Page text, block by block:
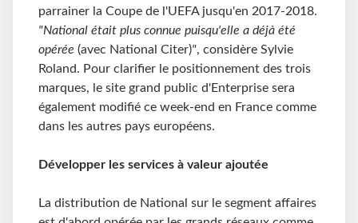
parrainer la Coupe de l'UEFA jusqu'en 2017-2018.
"National était plus connue puisqu'elle a déjà été
opérée (avec National Citer)", considère Sylvie
Roland. Pour clarifier le positionnement des trois
marques, le site grand public d'Enterprise sera
également modifié ce week-end en France comme
dans les autres pays européens.
Développer les services à valeur ajoutée
La distribution de National sur le segment affaires